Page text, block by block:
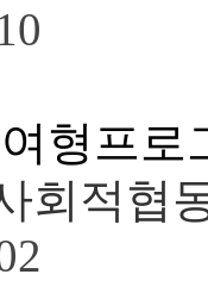
형프
회적협